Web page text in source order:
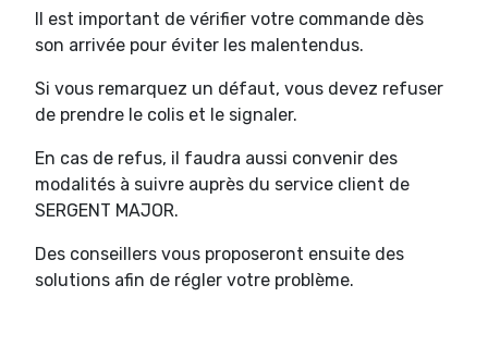
Il est important de vérifier votre commande dès
son arrivée pour éviter les malentendus.
Si vous remarquez un défaut, vous devez refuser
de prendre le colis et le signaler.
En cas de refus, il faudra aussi convenir des
modalités à suivre auprès du service client de
SERGENT MAJOR.
Des conseillers vous proposeront ensuite des
solutions afin de régler votre problème.